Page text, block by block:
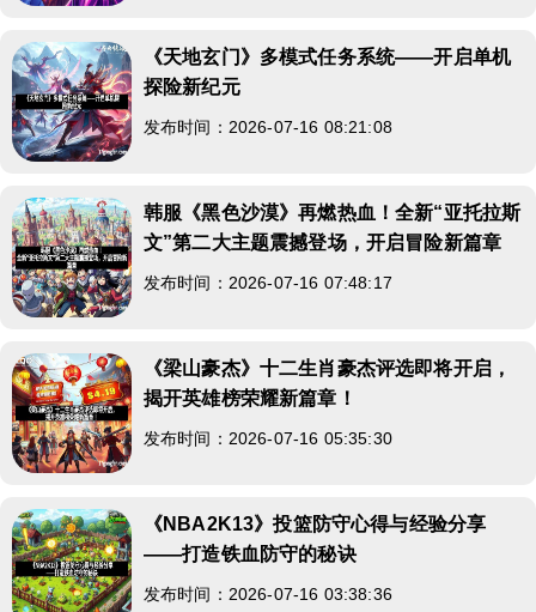
《天地玄门》多模式任务系统——开启单机
探险新纪元
发布时间：2026-07-16 08:21:08
韩服《黑色沙漠》再燃热血！全新“亚托拉斯
文”第二大主题震撼登场，开启冒险新篇章
发布时间：2026-07-16 07:48:17
《梁山豪杰》十二生肖豪杰评选即将开启，
揭开英雄榜荣耀新篇章！
发布时间：2026-07-16 05:35:30
《NBA2K13》投篮防守心得与经验分享
——打造铁血防守的秘诀
发布时间：2026-07-16 03:38:36